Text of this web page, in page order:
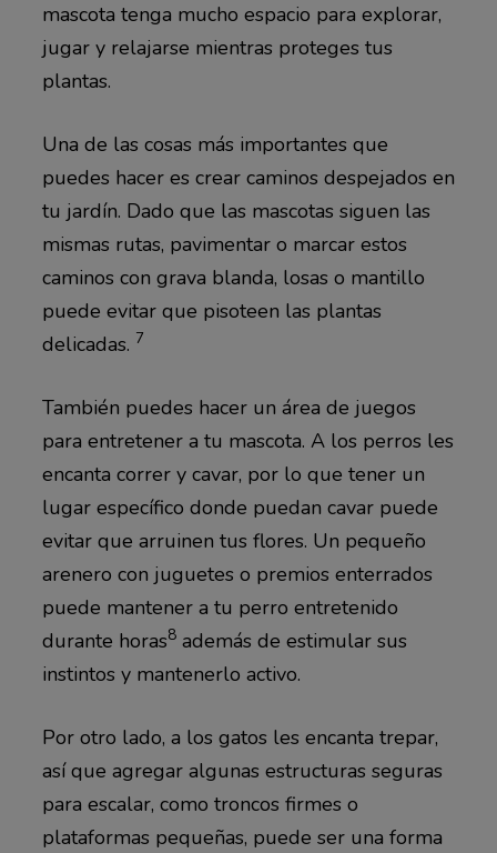
mascota tenga mucho espacio para explorar,
jugar y relajarse mientras proteges tus
plantas.
Una de las cosas más importantes que
puedes hacer es crear caminos despejados en
tu jardín. Dado que las mascotas siguen las
mismas rutas, pavimentar o marcar estos
caminos con grava blanda, losas o mantillo
puede evitar que pisoteen las plantas
delicadas. 7
También puedes hacer un área de juegos
para entretener a tu mascota. A los perros les
encanta correr y cavar, por lo que tener un
lugar específico donde puedan cavar puede
evitar que arruinen tus flores. Un pequeño
arenero con juguetes o premios enterrados
puede mantener a tu perro entretenido
durante horas8además de estimular sus
instintos y mantenerlo activo.
Por otro lado, a los gatos les encanta trepar,
así que agregar algunas estructuras seguras
para escalar, como troncos firmes o
plataformas pequeñas, puede ser una forma